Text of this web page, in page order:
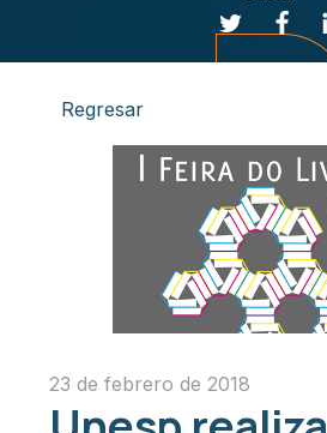
Regresar
23 de febrero de 2018